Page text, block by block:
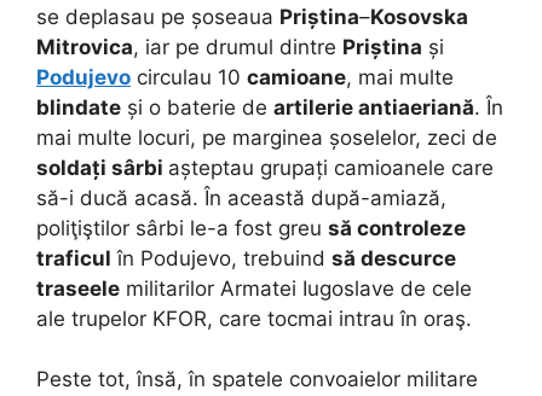
se deplasau pe șoseaua Priștina–Kosovska
Mitrovica, iar pe drumul dintre Priștina și
Podujevo circulau 10 camioane, mai multe
blindate și o baterie de artilerie antiaeriană. În
mai multe locuri, pe marginea șoselelor, zeci de
soldați sârbi așteptau grupați camioanele care
să-i ducă acasă. În această după-amiază,
poliţiştilor sârbi le-a fost greu să controleze
traficul în Podujevo, trebuind să descurce
traseele militarilor Armatei Iugoslave de cele
ale trupelor KFOR, care tocmai intrau în oraş.
Peste tot, însă, în spatele convoaielor militare